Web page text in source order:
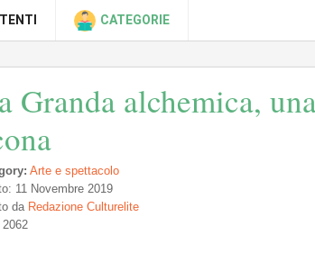
CATEGORIE
Granda alchemica,
Arte e spettacolo
11 Novembre 2019
da Redazione Culturelite
2062